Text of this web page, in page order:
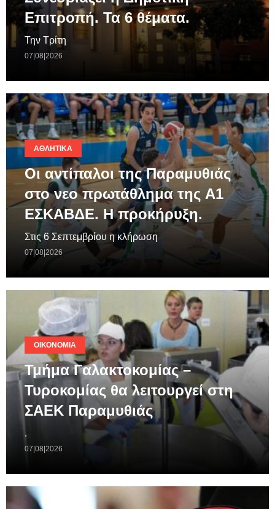
Επιτροπή. Τα 6 θέματα.
Την Τρίτη
07|08|2026
ΑΘΛΗΤΙΚΆ
Οι αντίπαλοι της Παραμυθιάς
στο νεο πρωτάθλημα της A1
ΕΣΚΑΒΔΕ. Η προκήρυξη.
Στις 6 Σεπτεμβρίου η κλήρωση
07|08|2026
ΟΙΚΟΝΟΜΊΑ
Τμήμα Γαλακτοκομίας –
Τυροκομίας θα λειτουργεί στη
ΣΑΕΚ Παραμυθιάς
.
07|08|2026